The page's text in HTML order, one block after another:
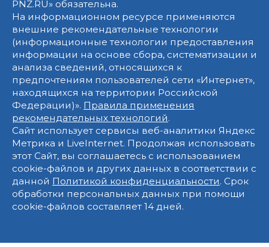
PNZ.RU» обязательна.
На информационном ресурсе применяются
внешние рекомендательные технологии
(информационные технологии предоставления
информации на основе сбора, систематизации и
анализа сведений, относящихся к
предпочтениям пользователей сети «Интернет»,
находящихся на территории Российской
Федерации)». Правила применения
рекомендательных технологий.
Сайт использует сервисы веб-аналитики Яндекс
Метрика и LiveInternet. Продолжая использовать
этот Сайт, вы соглашаетесь с использованием
cookie-файлов и других данных в соответствии с
данной Политикой конфиденциальности. Срок
обработки персональных данных при помощи
cookie-файлов составляет 14 дней.